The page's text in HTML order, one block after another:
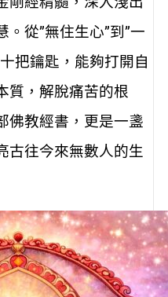
剛經精髓，深入淺出
從”無住生心”到”一
把鑰匙，能夠打開自
質，解脫痛苦的根
佛教經書，更是一盞
古往今來無數人的生